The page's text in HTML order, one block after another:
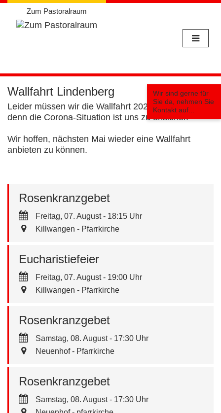
Weiter
zum
Zum Pastoralraum
Wir sind gerne für
Sie da, nehmen Sie
Kontakt auf...
Wallfahrt Lindenberg
Leider müssen wir die Wallfahrt 2020 absagen,
denn die Corona-Situation ist uns zu unsicher.
Wir hoffen, nächsten Mai wieder eine Wallfahrt
anbieten zu können.
Freitag, 07. August - 18:15 Uhr
Killwangen - Pfarrkirche
Rosenkranzgebet
Freitag, 07. August - 19:00 Uhr
Killwangen - Pfarrkirche
Eucharistiefeier
Samstag, 08. August - 17:30 Uhr
Neuenhof - Pfarrkirche
Rosenkranzgebet
Samstag, 08. August - 17:30 Uhr
Rosenkranzgebet